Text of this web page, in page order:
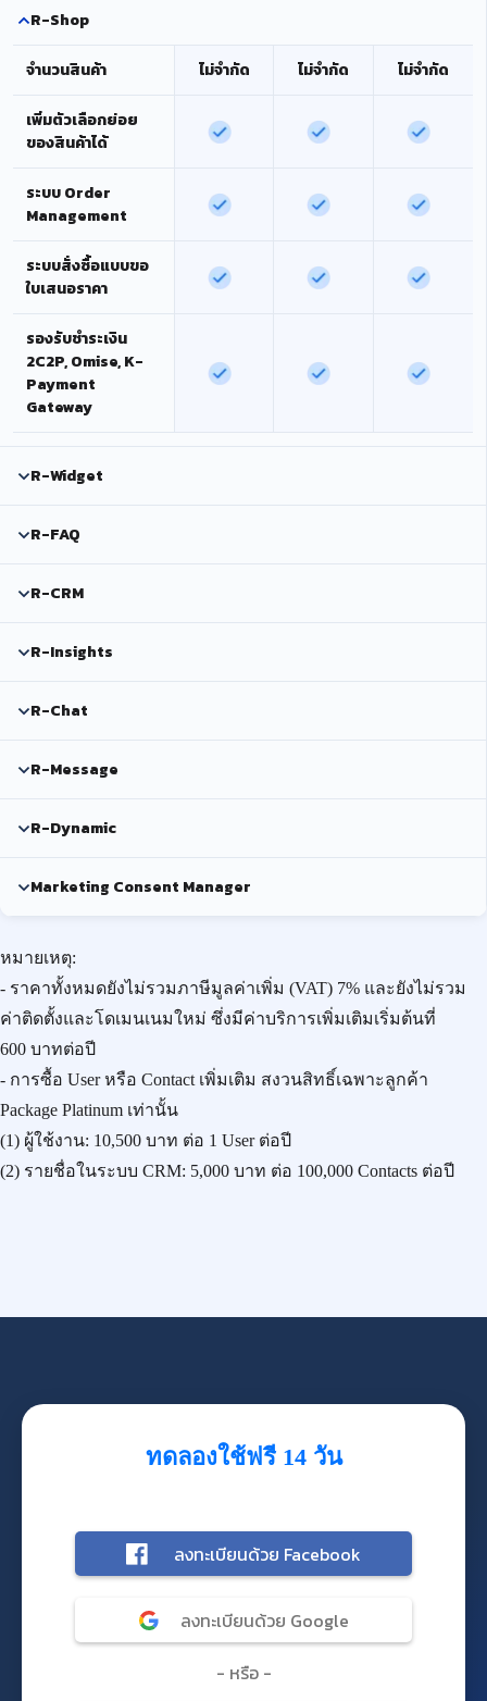
R-Shop
จำนวนสินค้า ไม่จำกัด ไม่จำกัด ไม่จำกัด
เพิ่มตัวเลือกย่อย
ของสินค้าได้
ระบบ Order
Management
ระบบสั่งซื้อแบบขอ
ใบเสนอราคา
รองรับชำระเงิน
2C2P, Omise, K-
Payment
Gateway
R-Widget
R-FAQ
R-CRM
R-Insights
R-Chat
R-Message
R-Dynamic
Marketing Consent Manager
หมายเหตุ:
- ราคาทั้งหมดยังไม่รวมภาษีมูลค่าเพิ่ม (VAT) 7% และยังไม่รวม
ค่าติดตั้งและโดเมนเนมใหม่ ซึ่งมีค่าบริการเพิ่มเติมเริ่มต้นที่
600 บาทต่อปี
- การซื้อ User หรือ Contact เพิ่มเติม สงวนสิทธิ์เฉพาะลูกค้า
Package Platinum เท่านั้น
(1) ผู้ใช้งาน: 10,500 บาท ต่อ 1 User ต่อปี
(2) รายชื่อในระบบ CRM: 5,000 บาท ต่อ 100,000 Contacts ต่อปี
ทดลองใช้ฟรี 14 วัน